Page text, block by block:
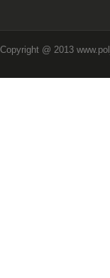
Copyright @ 2013